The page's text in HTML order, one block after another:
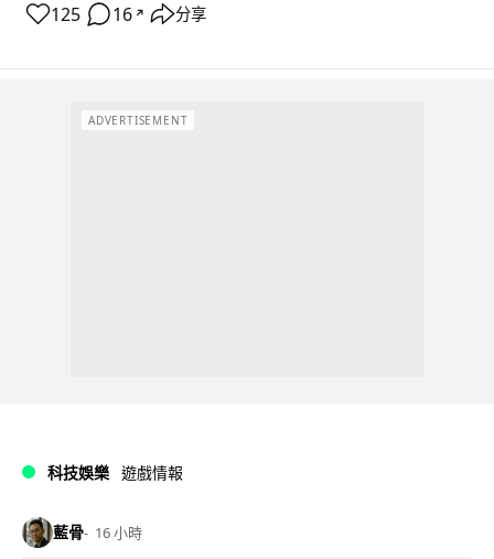
125 16 ↗ 分享
ADVERTISEMENT
科技娛樂 遊戲情報
藍骨 16 小時